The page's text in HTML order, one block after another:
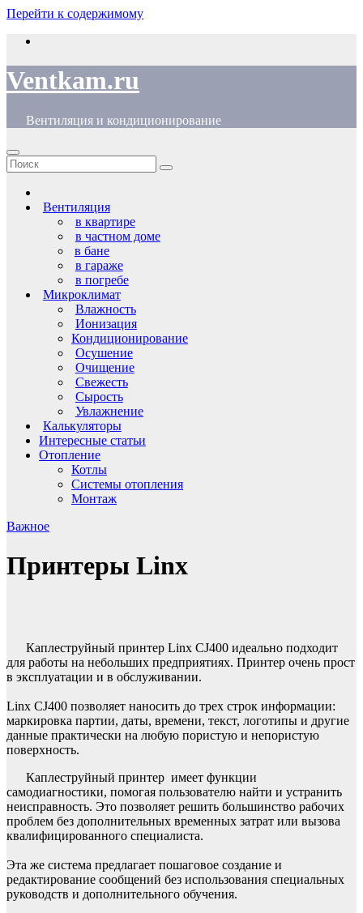
Перейти к содержимому
Ventkam.ru
Вентиляция и кондиционирование
Вентиляция
в квартире
в частном доме
в бане
в гараже
в погребе
Микроклимат
Влажность
Ионизация
Кондиционирование
Осушение
Очищение
Свежесть
Сырость
Увлажнение
Калькуляторы
Интересные статьи
Отопление
Котлы
Системы отопления
Монтаж
Важное
Принтеры Linx
Каплеструйный принтер Linx CJ400 идеально подходит
для работы на небольших предприятиях. Принтер очень прост
в эксплуатации и в обслуживании.
Linx CJ400 позволяет наносить до трех строк информации:
маркировка партии, даты, времени, текст, логотипы и другие
данные практически на любую пористую и непористую
поверхность.
Каплеструйный принтер имеет функции
самодиагностики, помогая пользователю найти и устранить
неисправность. Это позволяет решить большинство рабочих
проблем без дополнительных временных затрат или вызова
квалифицированного специалиста.
Эта же система предлагает пошаговое создание и
редактирование сообщений без использования специальных
руководств и дополнительного обучения.